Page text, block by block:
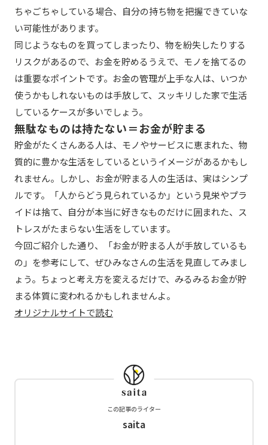
ちゃごちゃしている場合、自分の持ち物を把握できていな
い可能性があります。
同じようなものを買ってしまったり、物を紛失したりする
リスクがあるので、お金を貯めるうえで、モノを捨てるの
は重要なポイントです。お金の管理が上手な人は、いつか
使うかもしれないものは手放して、スッキリした家で生活
しているケースが多いでしょう。
無駄なものは持たない＝お金が貯まる
貯金がたくさんある人は、モノやサービスに恵まれた、物
質的に豊かな生活をしているというイメージがあるかもし
れません。しかし、お金が貯まる人の生活は、実はシンプ
ルです。「人からどう見られているか」という見栄やプラ
イドは捨て、自分が本当に好きなものだけに囲まれた、ス
トレスがたまらない生活をしています。
今回ご紹介した通り、「お金が貯まる人が手放しているも
の」を参考にして、ぜひみなさんの生活を見直してみまし
ょう。ちょっと考え方を変えるだけで、みるみるお金が貯
まる体質に変われるかもしれませんよ。
オリジナルサイトで読む
この記事のライター
saita